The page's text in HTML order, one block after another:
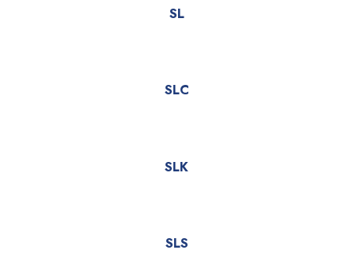
SL
SLC
SLK
SLS